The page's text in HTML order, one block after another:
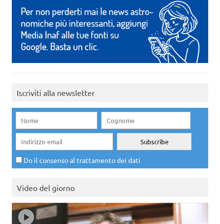
Iscriviti alla newsletter
Do il consenso al trattamento dei dati
Video del giorno